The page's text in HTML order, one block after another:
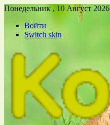
Понедельник , 10 Август 2026
Войти
Switch skin